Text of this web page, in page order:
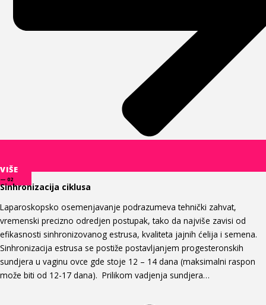
VIŠE
— 02
Sinhronizacija ciklusa
Laparoskopsko osemenjavanje podrazumeva tehnički zahvat,
vremenski precizno odredjen postupak, tako da najviše zavisi od
efikasnosti sinhronizovanog estrusa, kvaliteta jajnih ćelija i semena.
Sinhronizacija estrusa se postiže postavljanjem progesteronskih
sundjera u vaginu ovce gde stoje 12 – 14 dana (maksimalni raspon
može biti od 12-17 dana). Prilikom vadjenja sundjera…